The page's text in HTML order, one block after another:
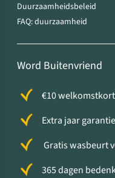
Duurzaamheidsbeleid
FAQ: duurzaamheid
Word Buitenvriend
€10
Extra jaar garantie
Gratis wasbeurt
365 dagen